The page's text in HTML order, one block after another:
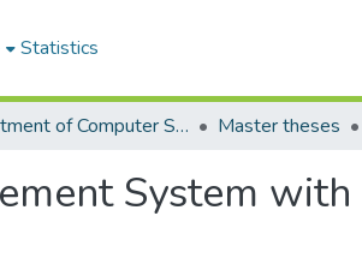
Statistics
Department of Computer Science Master theses
System